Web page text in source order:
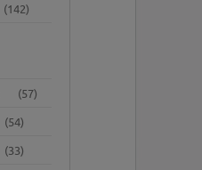
(142)
(57)
(54)
(33)